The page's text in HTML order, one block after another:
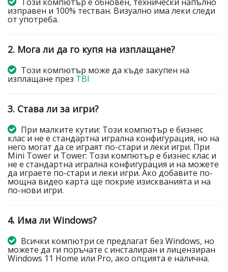
изправен и 100% тестван. Визуално има леки следи
от употреба.
2. Мога ли да го купя на изплащане?
Този компютър може да къде закупен на
изплащане през TBI
3. Става ли за игри?
При малките кутии: Този компютър е бизнес
клас и не е стандартна игрална конфигурация, но на
него могат да се играят по-стари и леки игри. При
Mini Tower и Tower: Този компютър е бизнес клас и
не е стандартна игрална конфигурация и на можете
да играете по-стари и леки игри. Ако добавите по-
мощна видео карта ще покрие изискванията и на
по-нови игри.
4. Има ли Windows?
Всички компютри се предлагат без Windows, но
можете да ги поръчате с инсталиран и лицензиран
Windows 11 Home или Pro, ако опцията е налична.